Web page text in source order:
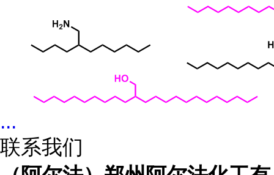
...
联系我们